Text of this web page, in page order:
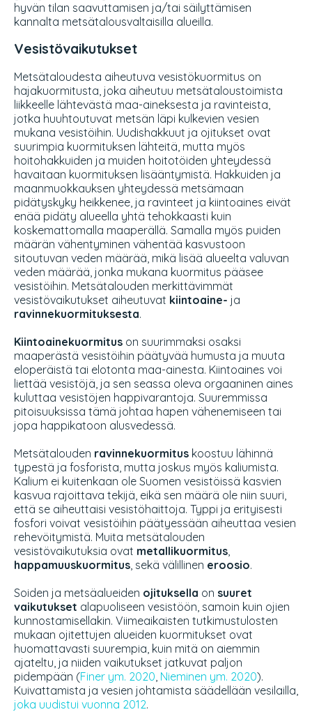
hyvän tilan saavuttamisen ja/tai säilyttämisen
kannalta metsätalousvaltaisilla alueilla.
Vesistövaikutukset
Metsätaloudesta aiheutuva vesistökuormitus on
hajakuormitusta, joka aiheutuu metsätaloustoimista
liikkeelle lähtevästä maa-aineksesta ja ravinteista,
jotka huuhtoutuvat metsän läpi kulkevien vesien
mukana vesistöihin. Uudishakkuut ja ojitukset ovat
suurimpia kuormituksen lähteitä, mutta myös
hoitohakkuiden ja muiden hoitotöiden yhteydessä
havaitaan kuormituksen lisääntymistä. Hakkuiden ja
maanmuokkauksen yhteydessä metsämaan
pidätyskyky heikkenee, ja ravinteet ja kiintoaines eivät
enää pidäty alueella yhtä tehokkaasti kuin
koskemattomalla maaperällä. Samalla myös puiden
määrän vähentyminen vähentää kasvustoon
sitoutuvan veden määrää, mikä lisää alueelta valuvan
veden määrää, jonka mukana kuormitus pääsee
vesistöihin. Metsätalouden merkittävimmät
vesistövaikutukset aiheutuvat kiintoaine- ja
ravinnekuormituksesta.
Kiintoainekuormitus on suurimmaksi osaksi
maaperästä vesistöihin päätyvää humusta ja muuta
eloperäistä tai elotonta maa-ainesta. Kiintoaines voi
liettää vesistöjä, ja sen seassa oleva orgaaninen aines
kuluttaa vesistöjen happivarantoja. Suuremmissa
pitoisuuksissa tämä johtaa hapen vähenemiseen tai
jopa happikatoon alusvedessä.
Metsätalouden ravinnekuormitus koostuu lähinnä
typestä ja fosforista, mutta joskus myös kaliumista.
Kalium ei kuitenkaan ole Suomen vesistöissä kasvien
kasvua rajoittava tekijä, eikä sen määrä ole niin suuri,
että se aiheuttaisi vesistöhaittoja. Typpi ja erityisesti
fosfori voivat vesistöihin päätyessään aiheuttaa vesien
rehevöitymistä. Muita metsätalouden
vesistövaikutuksia ovat metallikuormitus,
happamuuskuormitus, sekä välillinen eroosio.
Soiden ja metsäalueiden ojituksella on suuret
vaikutukset alapuoliseen vesistöön, samoin kuin ojien
kunnostamisellakin. Viimeaikaisten tutkimustulosten
mukaan ojitettujen alueiden kuormitukset ovat
huomattavasti suurempia, kuin mitä on aiemmin
ajateltu, ja niiden vaikutukset jatkuvat paljon
pidempään (Finer ym. 2020, Nieminen ym. 2020).
Kuivattamista ja vesien johtamista säädellään vesilailla,
joka uudistui vuonna 2012.